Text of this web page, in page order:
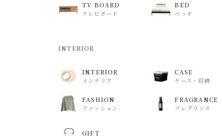
TV BOARD
テレビボード
BED
ベッド
INTERIOR
INTERIOR
インテリア
CASE
ケース・収納
FASHION
ファッション
FRAGRANCE
フレグランス
GIFT